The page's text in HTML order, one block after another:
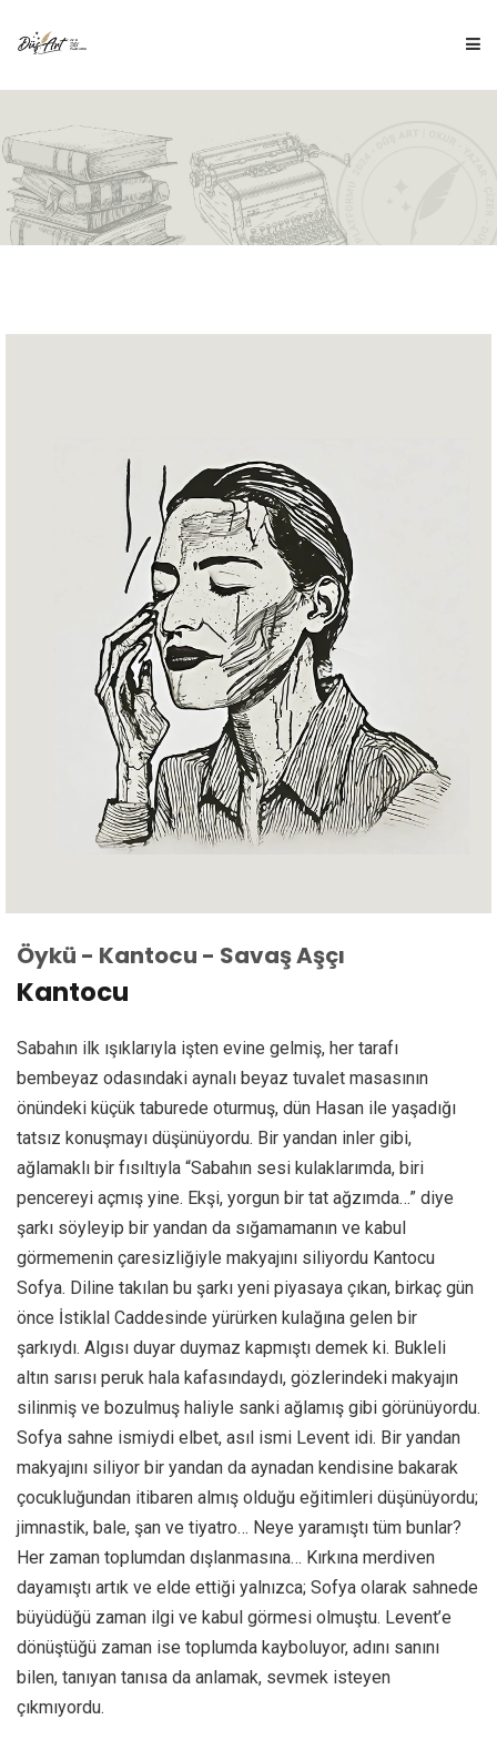
ANA SAYFA
HAKKIMIZDA
Öykü - Kantocu - Savaş Aşçı
Kantocu
Sabahın ilk ışıklarıyla işten evine gelmiş, her tarafı
bembeyaz odasındaki aynalı beyaz tuvalet masasının
önündeki küçük taburede oturmuş, dün Hasan ile yaşadığı
tatsız konuşmayı düşünüyordu. Bir yandan inler gibi,
ağlamaklı bir fısıltıyla “Sabahın sesi kulaklarımda, biri
pencereyi açmış yine. Ekşi, yorgun bir tat ağzımda…” diye
şarkı söyleyip bir yandan da sığamamanın ve kabul
görmemenin çaresizliğiyle makyajını siliyordu Kantocu
Sofya. Diline takılan bu şarkı yeni piyasaya çıkan, birkaç gün
önce İstiklal Caddesinde yürürken kulağına gelen bir
şarkıydı. Algısı duyar duymaz kapmıştı demek ki. Bukleli
altın sarısı peruk hala kafasındaydı, gözlerindeki makyajın
silinmiş ve bozulmuş haliyle sanki ağlamış gibi görünüyordu.
Sofya sahne ismiydi elbet, asıl ismi Levent idi. Bir yandan
makyajını siliyor bir yandan da aynadan kendisine bakarak
çocukluğundan itibaren almış olduğu eğitimleri düşünüyordu;
jimnastik, bale, şan ve tiyatro… Neye yaramıştı tüm bunlar?
Her zaman toplumdan dışlanmasına… Kırkına merdiven
dayamıştı artık ve elde ettiği yalnızca; Sofya olarak sahnede
büyüdüğü zaman ilgi ve kabul görmesi olmuştu. Levent’e
dönüştüğü zaman ise toplumda kayboluyor, adını sanını
bilen, tanıyan tanısa da anlamak, sevmek isteyen
çıkmıyordu.